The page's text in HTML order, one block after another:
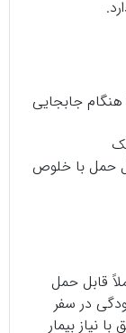
هنگام جابجایی
حمل با خلوص
در سفر